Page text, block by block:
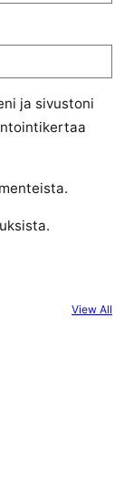
ja sivustoni
View All